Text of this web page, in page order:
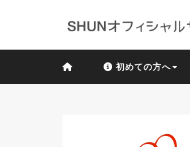
初めての方へ